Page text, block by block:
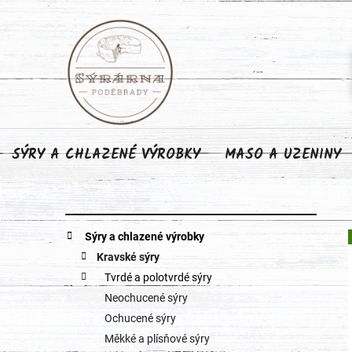
SÝRY A CHLAZENÉ VÝROBKY MASO A UZENINY
P
s
Přeskočit
kategorie
K
t
Sýry a chlazené výrobky
Kravské sýry
Tvrdé a polotvrdé sýry
Neochucené sýry
Ochucené sýry
Měkké a plísňové sýry